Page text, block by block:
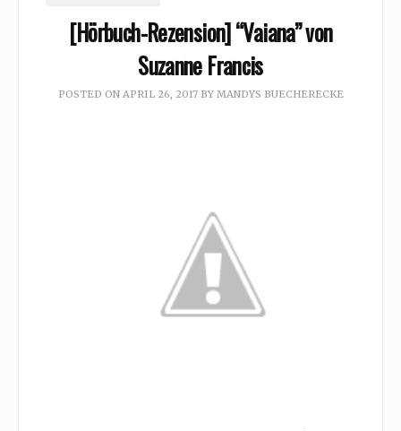
[Hörbuch-Rezension] “Vaiana” von
Suzanne Francis
POSTED ON APRIL 26, 2017BY MANDYS BUECHERECKE